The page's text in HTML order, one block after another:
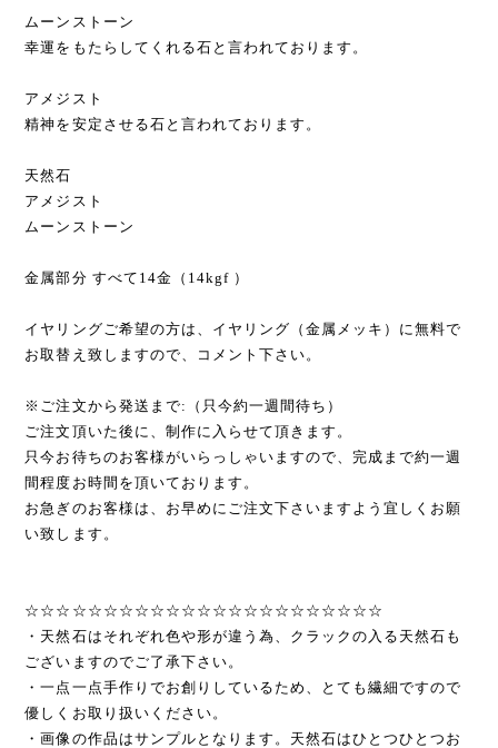
ムーンストーン
幸運をもたらしてくれる石と言われております。
アメジスト
精神を安定させる石と言われております。
天然石
アメジスト
ムーンストーン
金属部分 すべて14金（14kgf ）
イヤリングご希望の方は、イヤリング（金属メッキ）に無料で
お取替え致しますので、コメント下さい。
※ご注文から発送まで:（只今約一週間待ち）
ご注文頂いた後に、制作に入らせて頂きます。
只今お待ちのお客様がいらっしゃいますので、完成まで約一週
間程度お時間を頂いております。
お急ぎのお客様は、お早めにご注文下さいますよう宜しくお願
い致します。
☆☆☆☆☆☆☆☆☆☆☆☆☆☆☆☆☆☆☆☆☆☆☆
・天然石はそれぞれ色や形が違う為、クラックの入る天然石も
ございますのでご了承下さい。
・一点一点手作りでお創りしているため、とても繊細ですので
優しくお取り扱いください。
・画像の作品はサンプルとなります。天然石はひとつひとつお